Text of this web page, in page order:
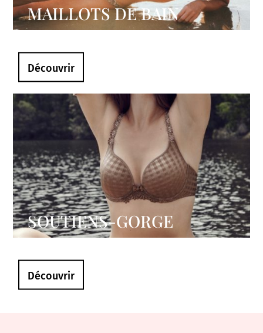
MAILLOTS DE BAIN
Découvrir
SOUTIENS-GORGE
Découvrir